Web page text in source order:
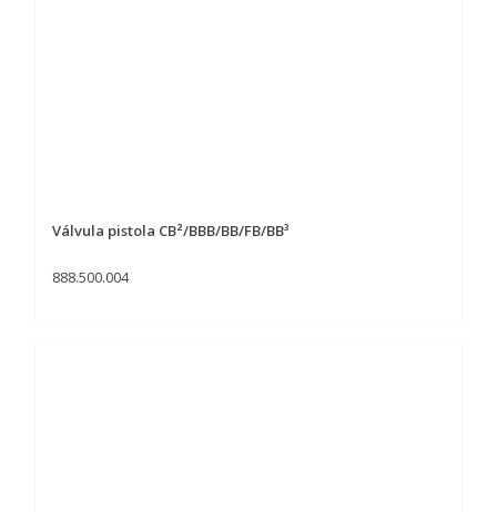
Válvula pistola CB²/BBB/BB/FB/BB³
888.500.004